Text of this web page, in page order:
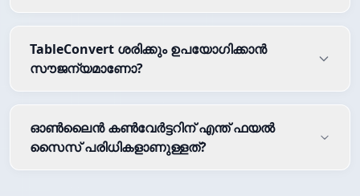
TableConvert ശരിക്കും ഉപയോഗിക്കാൻ
സൗജന്യമാണോ?
ഓൺലൈൻ കൺവേർട്ടറിന് എന്ത് ഫയൽ
സൈസ് പരിധികളാണുള്ളത്?